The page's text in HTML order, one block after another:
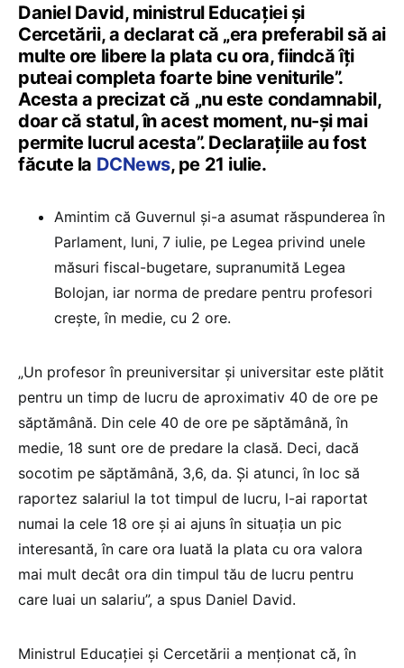
Daniel David, ministrul Educației și
Cercetării, a declarat că „era preferabil să ai
multe ore libere la plata cu ora, fiindcă îți
puteai completa foarte bine veniturile”.
Acesta a precizat că „nu este condamnabil,
doar că statul, în acest moment, nu-și mai
permite lucrul acesta”. Declarațiile au fost
făcute la DCNews, pe 21 iulie.
Amintim că Guvernul și-a asumat răspunderea în
Parlament, luni, 7 iulie, pe Legea privind unele
măsuri fiscal-bugetare, supranumită Legea
Bolojan, iar norma de predare pentru profesori
crește, în medie, cu 2 ore.
„Un profesor în preuniversitar și universitar este plătit
pentru un timp de lucru de aproximativ 40 de ore pe
săptămână. Din cele 40 de ore pe săptămână, în
medie, 18 sunt ore de predare la clasă. Deci, dacă
socotim pe săptămână, 3,6, da. Și atunci, în loc să
raportez salariul la tot timpul de lucru, l-ai raportat
numai la cele 18 ore și ai ajuns în situația un pic
interesantă, în care ora luată la plata cu ora valora
mai mult decât ora din timpul tău de lucru pentru
care luai un salariu”, a spus Daniel David.
Ministrul Educației și Cercetării a menționat că, în